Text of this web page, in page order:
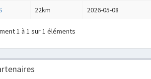
22km 2026-05-08
1 à 1 sur 1 éléments